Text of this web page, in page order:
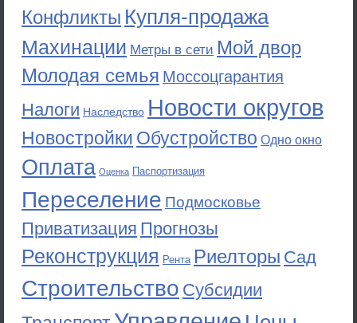
Конфликты Купля-продажа
Махинации Метры в сети Мой двор
Молодая семья Моссоцгарантия
Налоги Наследство Новости округов
Новостройки Обустройство Одно окно
Оплата Оценка Паспортизация
Переселение Подмосковье
Приватизация Прогнозы
Реконструкция Рента Риелторы Сад
Строительство Субсидии